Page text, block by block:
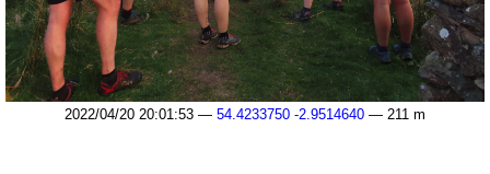
2022/04/20 20:01:53 — 54.4233750 -2.9514640 — 211 m